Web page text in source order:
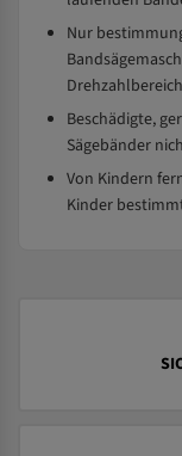
Nur
Beschädigte,
Sägebänder
Von Kindern
Kinder